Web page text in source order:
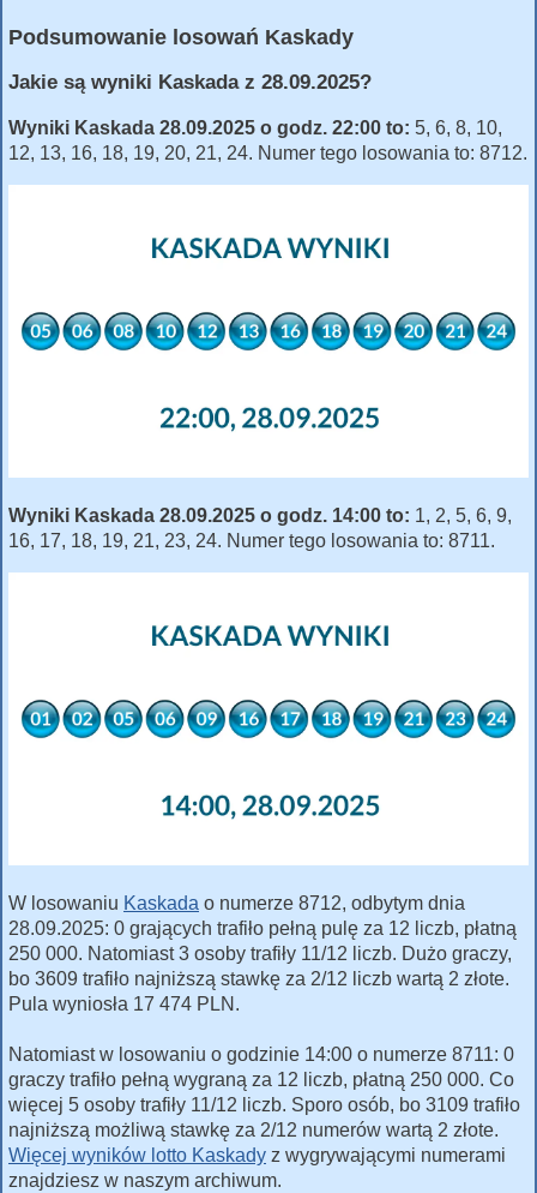
Podsumowanie losowań Kaskady
Jakie są wyniki Kaskada z 28.09.2025?
Wyniki Kaskada 28.09.2025 o godz. 22:00 to: 5, 6, 8, 10,
12, 13, 16, 18, 19, 20, 21, 24. Numer tego losowania to: 8712.
Wyniki Kaskada 28.09.2025 o godz. 14:00 to: 1, 2, 5, 6, 9,
16, 17, 18, 19, 21, 23, 24. Numer tego losowania to: 8711.
W losowaniu Kaskada o numerze 8712, odbytym dnia
28.09.2025: 0 grających trafiło pełną pulę za 12 liczb, płatną
250 000. Natomiast 3 osoby trafiły 11/12 liczb. Dużo graczy,
bo 3609 trafiło najniższą stawkę za 2/12 liczb wartą 2 złote.
Pula wyniosła 17 474 PLN.
Natomiast w losowaniu o godzinie 14:00 o numerze 8711: 0
graczy trafiło pełną wygraną za 12 liczb, płatną 250 000. Co
więcej 5 osoby trafiły 11/12 liczb. Sporo osób, bo 3109 trafiło
najniższą możliwą stawkę za 2/12 numerów wartą 2 złote.
Więcej wyników lotto Kaskady z wygrywającymi numerami
znajdziesz w naszym archiwum.